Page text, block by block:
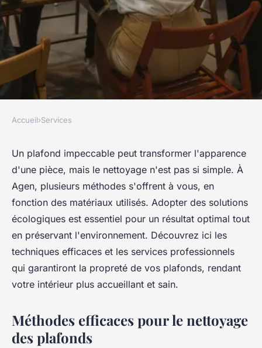
La solution pour un nettoyage
impeccable de plafond à agen
Margaux•18 octobre 2024•4 min de lecture
Accueil›Services
Un plafond impeccable peut transformer l'apparence
d'une pièce, mais le nettoyage n'est pas si simple. À
Agen, plusieurs méthodes s'offrent à vous, en
fonction des matériaux utilisés. Adopter des solutions
écologiques est essentiel pour un résultat optimal tout
en préservant l'environnement. Découvrez ici les
techniques efficaces et les services professionnels
qui garantiront la propreté de vos plafonds, rendant
votre intérieur plus accueillant et sain.
Méthodes efficaces pour le nettoyage
des plafonds